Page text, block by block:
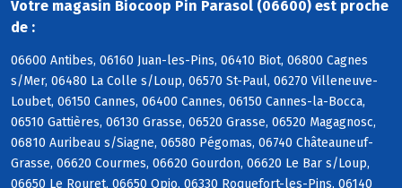
Votre magasin Biocoop Pin Parasol (06600) est proche
de :
06600 Antibes, 06160 Juan-les-Pins, 06410 Biot, 06800 Cagnes
s/Mer, 06480 La Colle s/Loup, 06570 St-Paul, 06270 Villeneuve-
Loubet, 06150 Cannes, 06400 Cannes, 06150 Cannes-la-Bocca,
06510 Gattières, 06130 Grasse, 06520 Grasse, 06520 Magagnosc,
06810 Auribeau s/Siagne, 06580 Pégomas, 06740 Châteauneuf-
Grasse, 06620 Courmes, 06620 Gourdon, 06620 Le Bar s/Loup,
06650 Le Rouret, 06650 Opio, 06330 Roquefort-les-Pins, 06140